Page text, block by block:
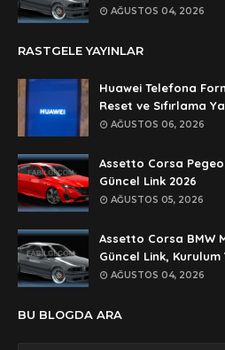
rar dosyasının şifresi nedir
Anonymous
lan şifre ne şifre
şifre ne
AĞUSTOS 04, 2026
RASTGELE YAYINLAR
Huawei Telefona
Reset ve Sıfırlama
AĞUSTOS 06, 2026
Assetto Corsa
Güncel Link 2026
AĞUSTOS 05, 2026
Assetto Corsa BMW
Güncel Link, Kurulum
AĞUSTOS 04, 2026
BU BLOGDA ARA